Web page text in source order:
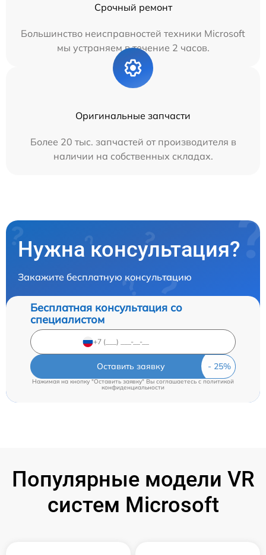
Срочный ремонт
Большинство неисправностей техники Microsoft
мы устраняем в течение 2 часов.
Оригинальные запчасти
Более 20 тыс. запчастей от производителя в
наличии на собственных складах.
Нужна консультация?
Закажите бесплатную консультацию
Бесплатная консультация со
специалистом
Оставить заявку
Нажимая на кнопку "Оставить заявку" Вы соглашаетесь cполитикой
конфиденциальности
Популярные модели VR
систем Microsoft